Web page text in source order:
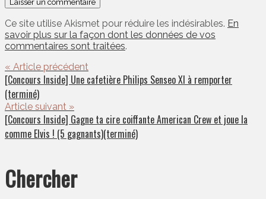
Ce site utilise Akismet pour réduire les indésirables. En
savoir plus sur la façon dont les données de vos
commentaires sont traitées.
« Article précédent
[Concours Inside] Une cafetière Philips Senseo Xl à remporter
(terminé)
Article suivant »
[Concours Inside] Gagne ta cire coiffante American Crew et joue la
comme Elvis ! (5 gagnants)(terminé)
Chercher